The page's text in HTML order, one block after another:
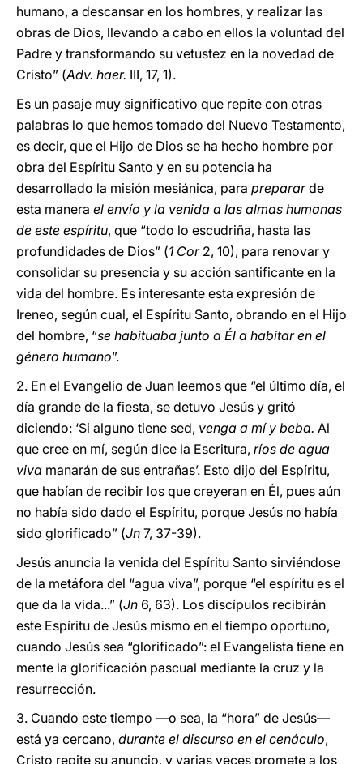
humano, a descansar en los hombres, y realizar las
obras de Dios, llevando a cabo en ellos la voluntad del
Padre y transformando su vetustez en la novedad de
Cristo” (Adv. haer. III, 17, 1).
Es un pasaje muy significativo que repite con otras
palabras lo que hemos tomado del Nuevo Testamento,
es decir, que el Hijo de Dios se ha hecho hombre por
obra del Espíritu Santo y en su potencia ha
desarrollado la misión mesiánica, para prepararde
esta manera el envío y la venida a las almas humanas
de este espíritu, que “todo lo escudriña, hasta las
profundidades de Dios” (1 Cor2, 10), para renovar y
consolidar su presencia y su acción santificante en la
vida del hombre. Es interesante esta expresión de
Ireneo, según cual, el Espíritu Santo, obrando en el Hijo
del hombre, “se habituaba junto a Él a habitar en el
género humano”.
2. En el Evangelio de Juan leemos que “el último día, el
día grande de la fiesta, se detuvo Jesús y gritó
diciendo: ‘Si alguno tiene sed, venga a mí y beba. Al
que cree en mí, según dice la Escritura, ríos de agua
viva manarán de sus entrañas’. Esto dijo del Espíritu,
que habían de recibir los que creyeran en Él, pues aún
no había sido dado el Espíritu, porque Jesús no había
sido glorificado” (Jn 7, 37-39).
Jesús anuncia la venida del Espíritu Santo sirviéndose
de la metáfora del “agua viva”, porque “el espíritu es el
que da la vida...” (Jn 6, 63). Los discípulos recibirán
este Espíritu de Jesús mismo en el tiempo oportuno,
cuando Jesús sea “glorificado”: el Evangelista tiene en
mente la glorificación pascual mediante la cruz y la
resurrección.
3. Cuando este tiempo —o sea, la “hora” de Jesús—
está ya cercano, durante el discurso en el cenáculo,
Cristo repite su anuncio, y varias veces promete a los